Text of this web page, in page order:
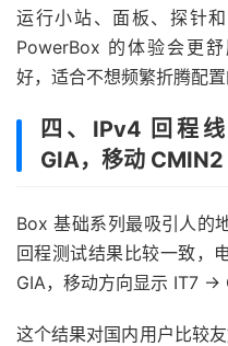
运行小站、面板、探针
PowerBox 的体验会更
好，适合不想频繁折腾配置
四、IPv4 回程
GIA，移动 CMIN2
Box 基础系列最吸引人的
回程测试结果比较一致，
GIA，移动方向显示 IT7 →
这个结果对国内用户比较